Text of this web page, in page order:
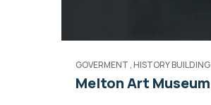
GOVERMENT , HISTORY BUILDING
Melton Art Museum